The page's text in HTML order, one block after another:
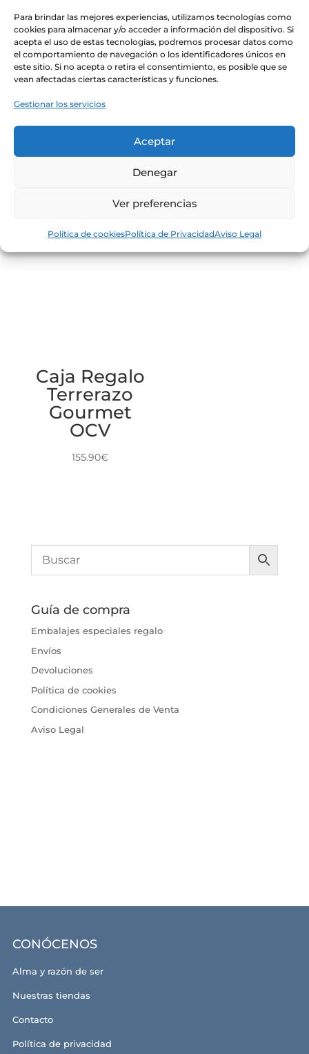
Para brindar las mejores experiencias, utilizamos tecnologías como
cookies para almacenar y/o acceder a información del dispositivo. Si
acepta el uso de estas tecnologías, podremos procesar datos como
el comportamiento de navegación o los identificadores únicos en
este sitio. Si no acepta o retira el consentimiento, es posible que se
vean afectadas ciertas características y funciones.
Gestionar los servicios
Aceptar
Denegar
Ver preferencias
Política de cookiesPolítica de PrivacidadAviso Legal
Detalle OCV
Detalle
Caja Regalo
Terrerazo
Gourmet
OCV
155.90€
Guía de compra
Embalajes especiales regalo
Envíos
Devoluciones
Política de cookies
Condiciones Generales de Venta
Aviso Legal
CONÓCENOS
Alma y razón de ser
Nuestras tiendas
Contacto
Política de privacidad